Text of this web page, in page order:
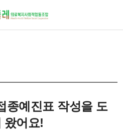
종예진표 작성을 도
왔어요!